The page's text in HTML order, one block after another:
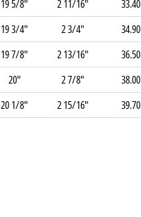
19 5/8" 2 11/16" 33.40
19 3/4" 2 3/4" 34.90
19 7/8" 2 13/16" 36.50
20" 2 7/8" 38.00
20 1/8" 2 15/16" 39.70